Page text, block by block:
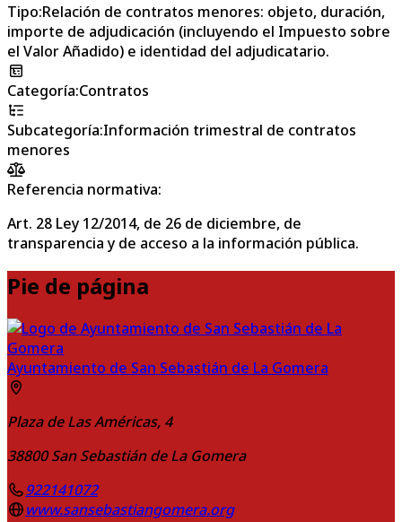
Tipo:Relación de contratos menores: objeto, duración,
importe de adjudicación (incluyendo el Impuesto sobre
el Valor Añadido) e identidad del adjudicatario.
Categoría:Contratos
Subcategoría:Información trimestral de contratos
menores
Referencia normativa:
Art. 28 Ley 12/2014, de 26 de diciembre, de
transparencia y de acceso a la información pública.
Pie de página
Ayuntamiento de San Sebastián de La Gomera
Plaza de Las Américas, 4
38800 San Sebastián de La Gomera
922141072
www.sansebastiangomera.org